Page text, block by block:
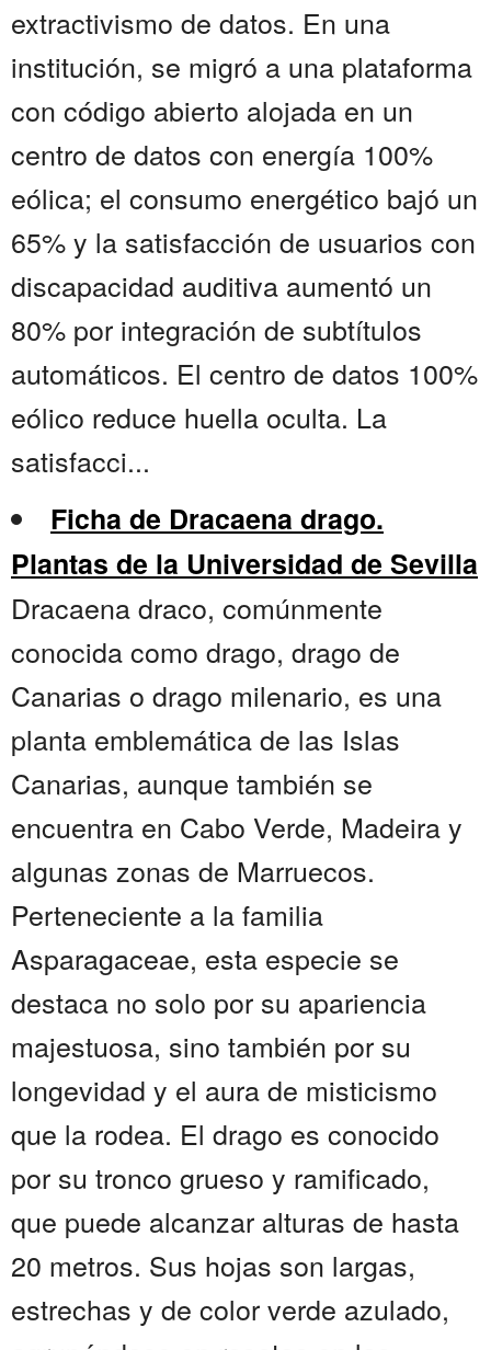
extractivismo de datos. En una
institución, se migró a una plataforma
con código abierto alojada en un
centro de datos con energía 100%
eólica; el consumo energético bajó un
65% y la satisfacción de usuarios con
discapacidad auditiva aumentó un
80% por integración de subtítulos
automáticos. El centro de datos 100%
eólico reduce huella oculta. La
satisfacci...
Ficha de Dracaena drago.
Plantas de la Universidad de Sevilla
Dracaena draco, comúnmente
conocida como drago, drago de
Canarias o drago milenario, es una
planta emblemática de las Islas
Canarias, aunque también se
encuentra en Cabo Verde, Madeira y
algunas zonas de Marruecos.
Perteneciente a la familia
Asparagaceae, esta especie se
destaca no solo por su apariencia
majestuosa, sino también por su
longevidad y el aura de misticismo
que la rodea. El drago es conocido
por su tronco grueso y ramificado,
que puede alcanzar alturas de hasta
20 metros. Sus hojas son largas,
estrechas y de color verde azulado,